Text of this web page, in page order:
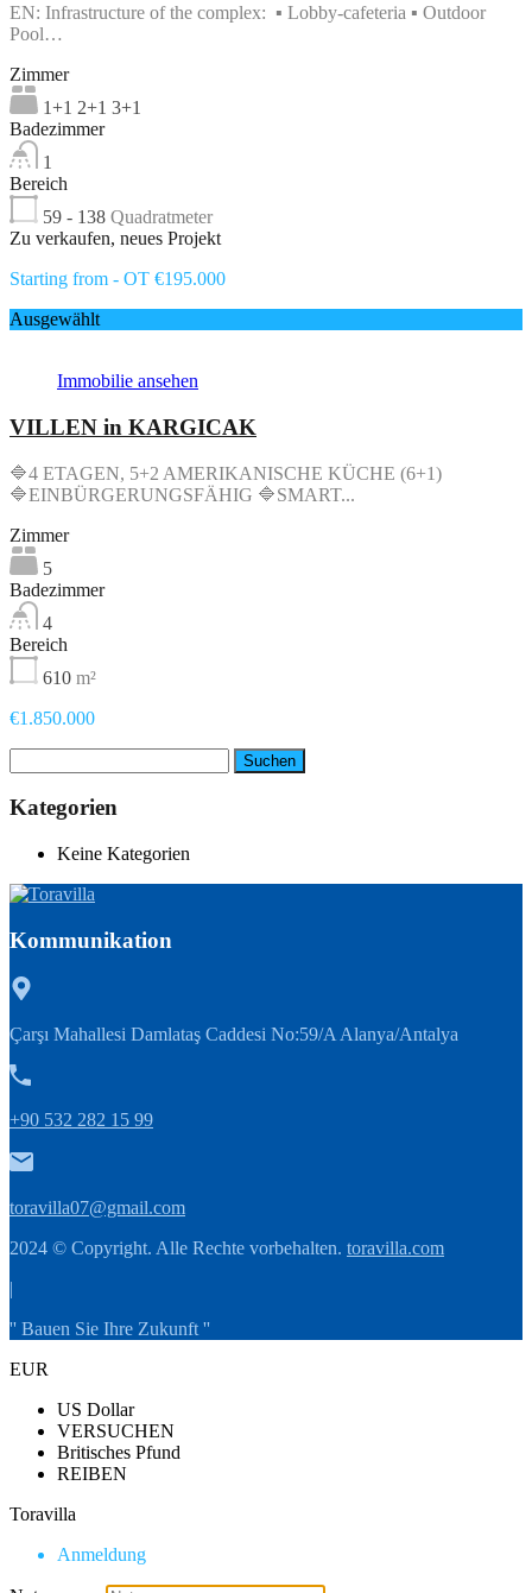
EN: Infrastructure of the complex: ▪ Lobby-cafeteria ▪ Outdoor
Pool…
Zimmer
1+1 2+1 3+1
Badezimmer
1
Bereich
59 - 138 Quadratmeter
Zu verkaufen, neues Projekt
Starting from - OT €195.000
Ausgewählt
Immobilie ansehen
VILLEN in KARGICAK
🔷4 ETAGEN, 5+2 AMERIKANISCHE KÜCHE (6+1)
🔷EINBÜRGERUNGSFÄHIG 🔷SMART...
Zimmer
5
Badezimmer
4
Bereich
610 m²
€1.850.000
nach:
Kategorien
Keine Kategorien
Kommunikation
Çarşı Mahallesi Damlataş Caddesi No:59/A Alanya/Antalya
+90 532 282 15 99
toravilla07@gmail.com
2024 © Copyright. Alle Rechte vorbehalten. toravilla.com
|
'' Bauen Sie Ihre Zukunft ''
EUR
US Dollar
VERSUCHEN
Britisches Pfund
REIBEN
Toravilla
Anmeldung